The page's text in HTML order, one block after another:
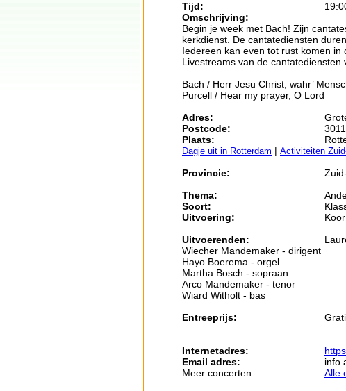
Tijd:
Omschrijving:
Begin je week met Bach! Zijn
kerkdienst. De cantatediensten
Iedereen kan even tot rust komen
Livestreams van de cantatediensten
Bach / Herr Jesu Christ, wahr’
Purcell / Hear my prayer, O Lord
Adres:
Postcode:
Plaats:
Dagje uit in Rotterdam | Activiteiten
Provincie:
Thema:
Soort:
Uitvoering:
Uitvoerenden:
Wiecher Mandemaker - dirigent
Hayo Boerema - orgel
Martha Bosch - sopraan
Arco Mandemaker - tenor
Wiard Witholt - bas
Entreeprijs:
Internetadres:
Email adres:
info
Meer concerten:
Alle